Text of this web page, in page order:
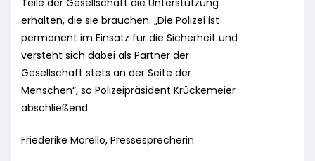
Teile der Gesellschaft die Unterstützung
erhalten, die sie brauchen. „Die Polizei ist
permanent im Einsatz für die Sicherheit und
versteht sich dabei als Partner der
Gesellschaft stets an der Seite der
Menschen“, so Polizeipräsident Krückemeier
abschließend.
Friederike Morello, Pressesprecherin